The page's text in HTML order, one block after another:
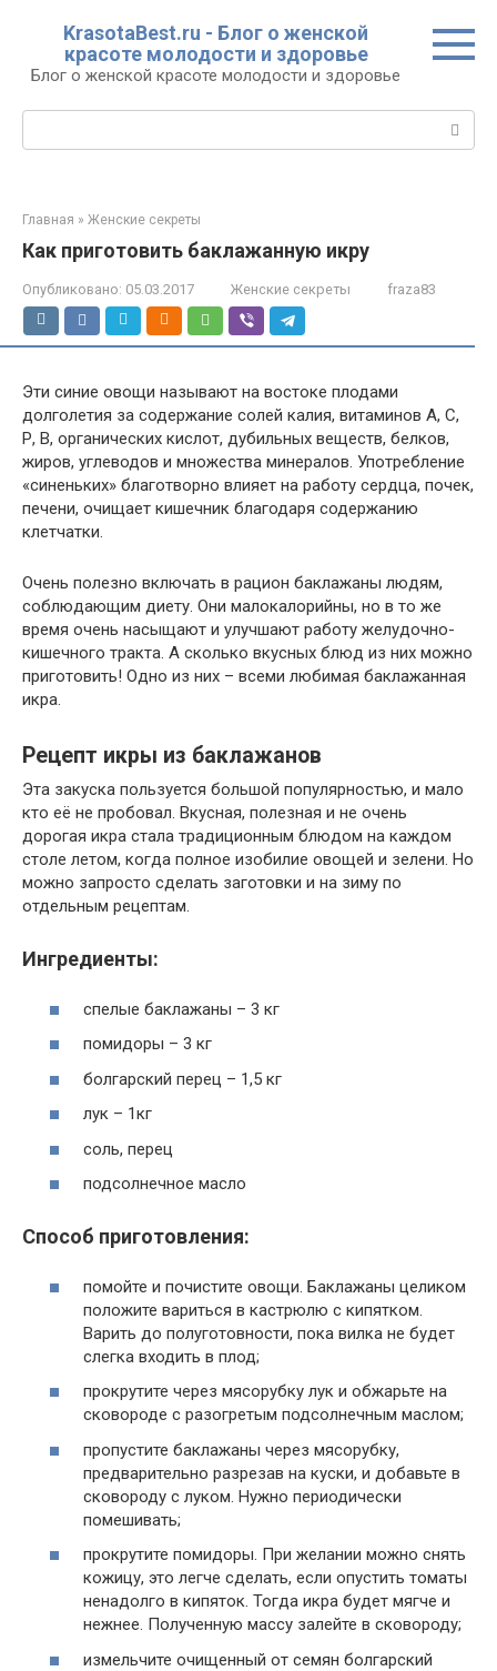
контенту
KrasotaBest.ru - Блог о женской
красоте молодости и здоровье
Блог о женской красоте молодости и здоровье
Главная » Женские секреты
Как приготовить баклажанную икру
Опубликовано: 05.03.2017 Женские секреты fraza83
Эти синие овощи называют на востоке плодами
долголетия за содержание солей калия, витаминов А, С,
Р, В, органических кислот, дубильных веществ, белков,
жиров, углеводов и множества минералов. Употребление
«синеньких» благотворно влияет на работу сердца, почек,
печени, очищает кишечник благодаря содержанию
клетчатки.
Очень полезно включать в рацион баклажаны людям,
соблюдающим диету. Они малокалорийны, но в то же
время очень насыщают и улучшают работу желудочно-
кишечного тракта. А сколько вкусных блюд из них можно
приготовить! Одно из них – всеми любимая баклажанная
икра.
Рецепт икры из баклажанов
Эта закуска пользуется большой популярностью, и мало
кто её не пробовал. Вкусная, полезная и не очень
дорогая икра стала традиционным блюдом на каждом
столе летом, когда полное изобилие овощей и зелени. Но
можно запросто сделать заготовки и на зиму по
отдельным рецептам.
Ингредиенты:
спелые баклажаны – 3 кг
помидоры – 3 кг
болгарский перец – 1,5 кг
лук – 1кг
соль, перец
подсолнечное масло
Способ приготовления:
помойте и почистите овощи. Баклажаны целиком
положите вариться в кастрюлю с кипятком.
Варить до полуготовности, пока вилка не будет
слегка входить в плод;
прокрутите через мясорубку лук и обжарьте на
сковороде с разогретым подсолнечным маслом;
пропустите баклажаны через мясорубку,
предварительно разрезав на куски, и добавьте в
сковороду с луком. Нужно периодически
помешивать;
прокрутите помидоры. При желании можно снять
кожицу, это легче сделать, если опустить томаты
ненадолго в кипяток. Тогда икра будет мягче и
нежнее. Полученную массу залейте в сковороду;
измельчите очищенный от семян болгарский